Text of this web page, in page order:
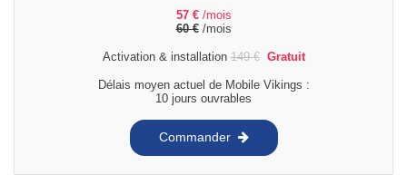
57 € /mois
60€/mois
Activation & installation149€ Gratuit
Délais moyen actuel de Mobile Vikings :
10 jours ouvrables
Commander